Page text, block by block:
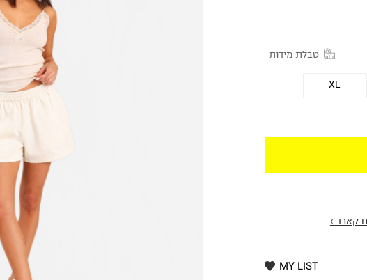
טבלת מידות
XL
קארד ›
MY LIST